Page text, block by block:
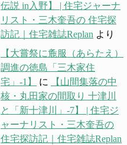
伝説 in入野】 | 住宅ジャーナ
リスト・三木奎吾の 住宅探
訪記｜住宅雑誌Replan より
【大嘗祭に麁服（あらたえ）
調進の徳島「三木家住
宅」-1】
に
【山間集落の中
核・丸田家の間取り 十津川
と「新十津川」-7】 | 住宅ジ
ャーナリスト・三木奎吾の
住宅探訪記｜住宅雑誌Replan